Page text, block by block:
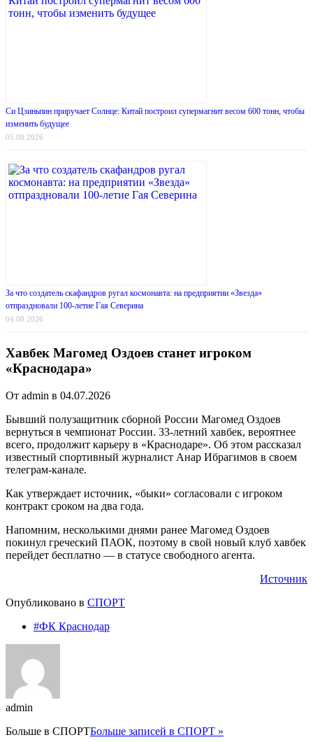
Си Цзиньпин приручает Солнце: Китай построил супермагнит весом 600 тонн, чтобы
изменить будущее
05.08.2026
За что создатель скафандров ругал космонавта: на предприятии «Звезда»
отпраздновали 100-летие Гая Северина
04.08.2026
Хавбек Магомед Оздоев станет игроком
«Краснодара»
От admin в 04.07.2026
Бывший полузащитник сборной России Магомед Оздоев
вернуться в чемпионат России. 33-летний хавбек, вероятнее
всего, продолжит карьеру в «Краснодаре». Об этом рассказал
известный спортивный журналист Анар Ибрагимов в своем
телеграм-канале.
Как утверждает источник, «быки» согласовали с игроком
контракт сроком на два года.
Напомним, несколькими днями ранее Магомед Оздоев
покинул греческий ПАОК, поэтому в свой новый клуб хавбек
перейдет бесплатно — в статусе свободного агента.
Источник
Опубликовано в СПОРТ
#ФК Краснодар
admin
Больше в СПОРТБольше записей в СПОРТ »